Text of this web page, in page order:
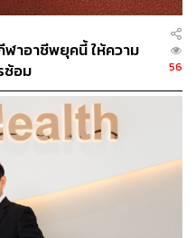
าอาชีพยุคนี้ ให้ความ
ซ้อม
56